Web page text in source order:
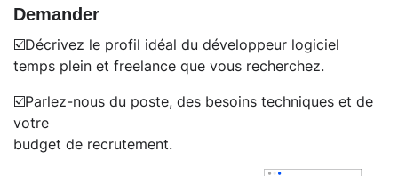
Demander
☑️Décrivez le profil idéal du développeur logiciel
temps plein et freelance que vous recherchez.
☑️Parlez-nous du poste, des besoins techniques et de
votre
budget de recrutement.